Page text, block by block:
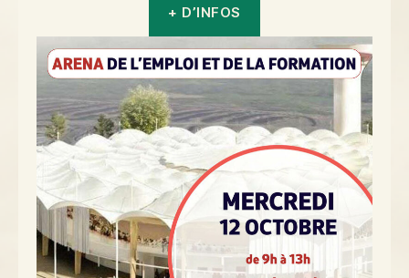
+ D’INFOS